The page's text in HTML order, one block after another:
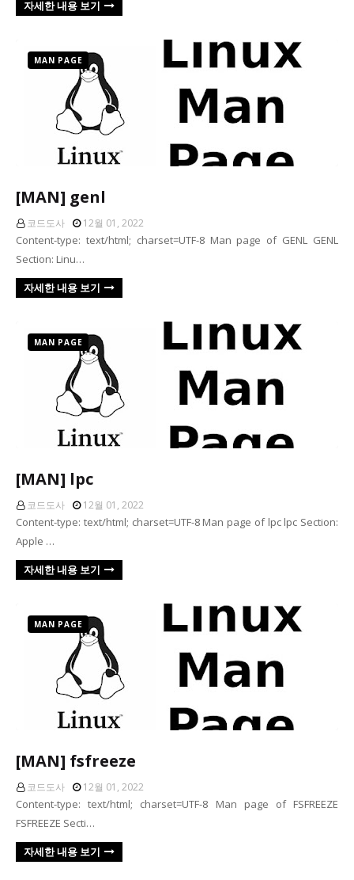
자세한 내용 보기
MAN PAGE
[MAN] genl
코드도사 12월 01, 2022
Content-type: text/html; charset=UTF-8 Man page of GENL GENL
Section: Linu…
자세한 내용 보기
MAN PAGE
[MAN] lpc
코드도사 12월 01, 2022
Content-type: text/html; charset=UTF-8 Man page of lpc lpc Section:
Apple …
자세한 내용 보기
MAN PAGE
[MAN] fsfreeze
코드도사 12월 01, 2022
Content-type: text/html; charset=UTF-8 Man page of FSFREEZE
FSFREEZE Secti…
자세한 내용 보기